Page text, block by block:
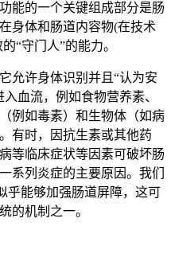
能的一个关键组成部分是肠
身体和肠道内容物(在技术
“守门人”的能力。
允许身体识别并且“认为安
血流，例如食物营养素、
例如毒素）和生物体（如病
有时，因抗生素或其他药
等临床症状等因素可破坏肠
系列炎症的主要原因。我们
乎能够加强肠道屏障，这可
的机制之一。